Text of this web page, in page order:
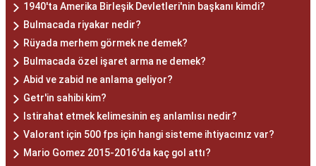
1940'ta Amerika Birleşik Devletleri'nin başkanı kimdi?
Bulmacada riyakar nedir?
Rüyada merhem görmek ne demek?
Bulmacada özel işaret arma ne demek?
Abid ve zabid ne anlama geliyor?
Getr'in sahibi kim?
Istirahat etmek kelimesinin eş anlamlısı nedir?
Valorant için 500 fps için hangi sisteme ihtiyacınız var?
Mario Gomez 2015-2016'da kaç gol attı?